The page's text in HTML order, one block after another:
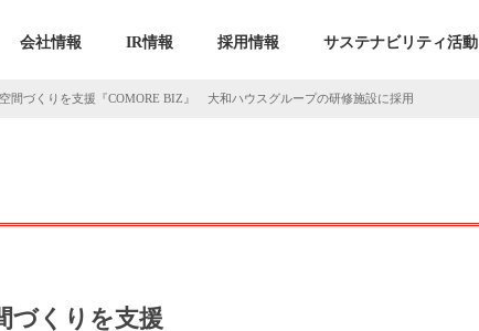
会社情報 IR情報 採用情報 サステナビリティ活動
間づくりを支援『COMORE BIZ』 大和ハウスグループの研修施設に採用
づくりを支援